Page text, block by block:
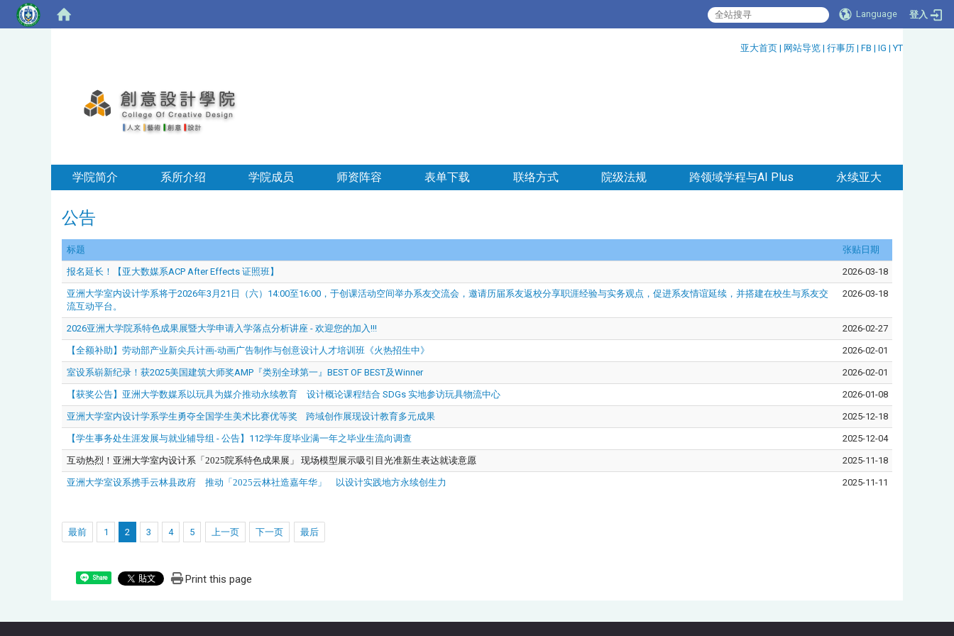
Language 登入
亚大首页 | 网站导览 | 行事历 | FB | IG | YT
学院简介 系所介绍 学院成员 师资阵容 表单下载 联络方式 院级法规 跨领域学程与AI Plus 永续亚大
公告
标题 张贴日期
报名延长！【亚大数媒系ACP After Effects 证照班】 2026-03-18
亚洲大学室内设计学系将于2026年3月21日（六）14:00至16:00，于创课活动空间举办系友交流会，邀请历届系友返校分享职涯经验与实务观点，促进系友情谊延续，并搭建在校生与系友交
流互动平台。
2026-03-18
2026亚洲大学院系特色成果展暨大学申请入学落点分析讲座 - 欢迎您的加入!!! 2026-02-27
【全额补助】劳动部产业新尖兵计画-动画广告制作与创意设计人才培训班《火热招生中》 2026-02-01
室设系崭新纪录！获2025美国建筑大师奖AMP『类别全球第一』BEST OF BEST及Winner 2026-02-01
【获奖公告】亚洲大学数媒系以玩具为媒介推动永续教育 设计概论课程结合 SDGs 实地参访玩具物流中心 2026-01-08
亚洲大学室内设计学系学生勇夺全国学生美术比赛优等奖 跨域创作展现设计教育多元成果 2025-12-18
【学生事务处生涯发展与就业辅导组 - 公告】112学年度毕业满一年之毕业生流向调查 2025-12-04
互动热烈！亚洲大学室内设计系「 2025院系特色成果展」 现场模型展示吸引目光准新生表达就读意愿 2025-11-18
亚洲大学室设系携手云林县政府 推动「2025云林社造嘉年华」 以设计实践地方永续创生力 2025-11-11
最前 1 2 3 4 5 上一页 下一页 最后
Share Print this page